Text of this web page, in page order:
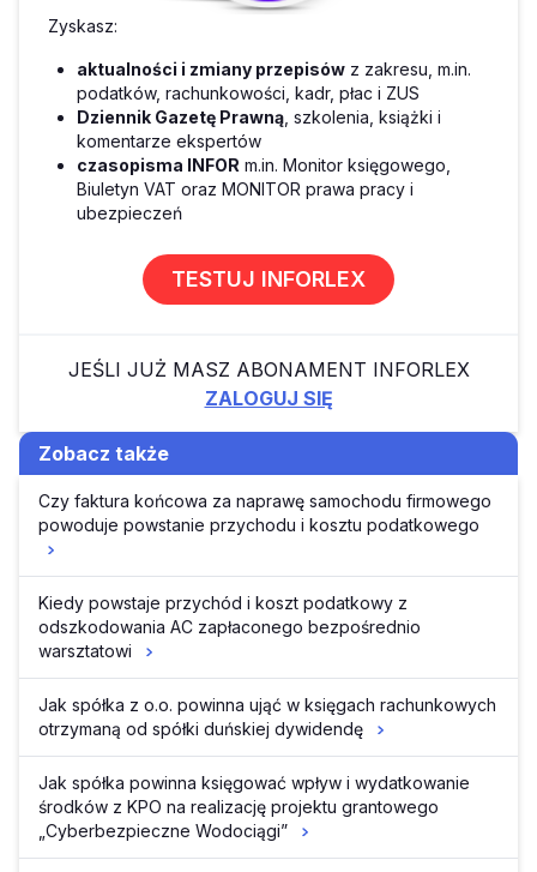
Zyskasz:
aktualności i zmiany przepisów z zakresu, m.in.
podatków, rachunkowości, kadr, płac i ZUS
Dziennik Gazetę Prawną , szkolenia, książki i
komentarze ekspertów
czasopisma INFOR m.in. Monitor księgowego,
Biuletyn VAT oraz MONITOR prawa pracy i
ubezpieczeń
TESTUJ INFORLEX
JEŚLI JUŻ MASZ ABONAMENT INFORLEX
ZALOGUJ SIĘ
Zobacz także
Czy faktura końcowa za naprawę samochodu firmowego
powoduje powstanie przychodu i kosztu podatkowego
Kiedy powstaje przychód i koszt podatkowy z
odszkodowania AC zapłaconego bezpośrednio
warsztatowi
Jak spółka z o.o. powinna ująć w księgach rachunkowych
otrzymaną od spółki duńskiej dywidendę
Jak spółka powinna księgować wpływ i wydatkowanie
środków z KPO na realizację projektu grantowego
„Cyberbezpieczne Wodociągi”